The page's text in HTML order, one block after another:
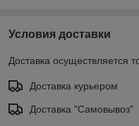
Условия доставки
Доставка осуществляется
Доставка курьером
Доставка "Самовывоз"